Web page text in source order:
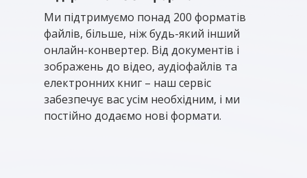
Ми підтримуємо понад 200 форматів
файлів, більше, ніж будь-який інший
онлайн-конвертер. Від документів і
зображень до відео, аудіофайлів та
електронних книг – наш сервіс
забезпечує вас усім необхідним, і ми
постійно додаємо нові формати.